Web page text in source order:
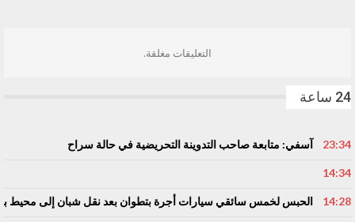
التعليقات مغلقة.
24 ساعة
23:34 آسفي: متابعة صاحب التدوينة التحريضية في حالة سراح
14:34
14:28 الحبس لخمس سائقي سيارات أجرة بتطوان بعد نقل شبان إلى محيط باب